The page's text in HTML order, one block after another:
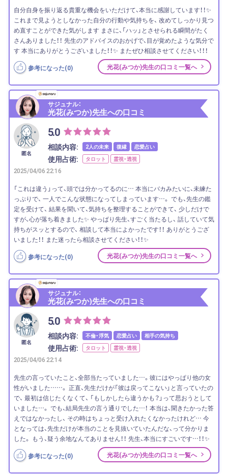
自分自身を振り返る貴重な機会をいただけて、本当に感謝しています！！✨
これまで見ようとしなかった自分の行動や気持ちを、 改めてしっかり見つ
め直すことができた気がします まさに、「ハッ」とさせられる瞬間がたく
さんありました！！ 先生のアドバイスのおかげで、目が覚めたような気分で
す 本当にありがとうございました！！✨ またぜひ相談させてください！！！
参考になった(0) 光花(みつか)先生の口コミ一覧へ
サジュナル：
光花(みつか)先生への口コミ
匿名
5.0
相談内容: 2人の未来 復縁 恋愛占い
使用占術: タロット 霊視・透視
2025/04/06 22:16
「これは違う」って、頭では分かってるのに… 本当にバカみたいに、未練た
っぷりで、 一人でこんな状態になってしまっています…。 でも、先生の鑑
定を受けて、 結果を聞いて、気持ちを整理することができて、 少しだけで
すが、心が落ち着きました✨ やっぱり先生、すごく当たるし、 話していて気
持ちがスッとするので、 相談して本当によかったです！！ ありがとうござ
いました！！ また迷ったら相談させてください！！✨
参考になった(0) 光花(みつか)先生の口コミ一覧へ
サジュナル：
光花(みつか)先生への口コミ
匿名
5.0
相談内容: 不倫・浮気 恋愛占い 相手の気持ち
使用占術: タロット 霊視・透視
2025/04/06 22:14
先生の言っていたこと、全部当たっていました…。彼にはやっぱり他の女
性がいました……。 正直、先生だけが「彼は戻ってこない」と言っていたの
で、 最初は信じたくなくて、 「もしかしたら違うかも？」って思おうとして
いました…。 でも、結局先生の言う通りでした…！ 本当は、聞きたかった答
えではなかったし、 その時はちょっと受け入れたくなかったけれど… 今
となっては、先生だけが本当のことを見抜いていたんだな、って分かりま
した。 もう、疑う余地なんてありません！！ 先生、本当にすごいです…！！✨
参考になった(0) 光花(みつか)先生の口コミ一覧へ